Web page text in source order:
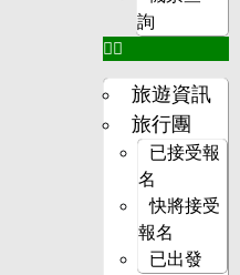
詢
旅遊資訊
旅行團
已接受報
名
快將接受
報名
已出發